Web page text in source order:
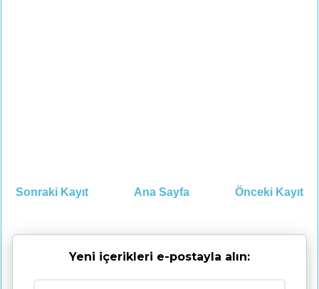
Sonraki Kayıt Önceki Kayıt
Ana Sayfa
Yeni içerikleri e-postayla alın: